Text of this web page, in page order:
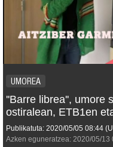
UMOREA
''Barre librea'', umore
ostiralean, ETB1en
Publikatuta: 2020/05/05 08:44
Azken eguneratzea: 2020/05/13